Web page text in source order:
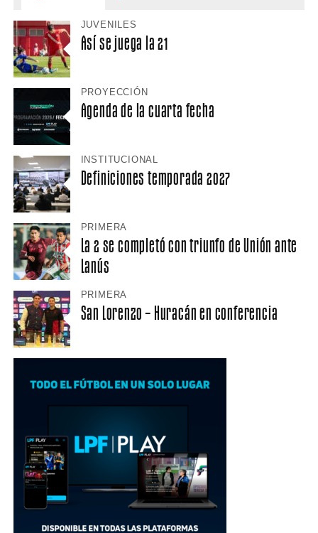
JUVENILES
Así se juega la 21
PROYECCIÓN
Agenda de la cuarta fecha
INSTITUCIONAL
Definiciones temporada 2027
PRIMERA
La 2 se completó con triunfo de Unión ante
Lanús
PRIMERA
San Lorenzo – Huracán en conferencia